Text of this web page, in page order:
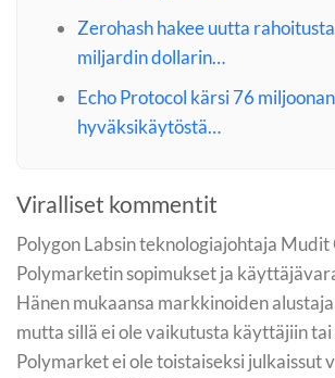
Zerohash hakee uutta
miljardin dollarin…
Echo Protocol kärsi 76
hyväksikäytöstä…
Viralliset kommentit
Polygon Labsin teknologiajohtaja Mudit
Polymarketin sopimukset ja
Hänen mukaansa markkinoiden
mutta sillä ei ole vaikutusta käyttäjiin tai
Polymarket ei ole toistaiseksi julkaissut